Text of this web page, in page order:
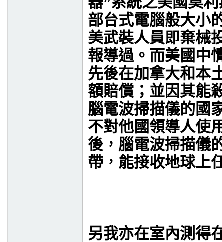
部台式電腦般大小
美武裝人員即棄械
報導過。而美國中
先後在加拿大和本
額賠償；並因其能
腦電波掃描儀的國
不對他國領導人使
後，腦電波掃描儀
帶，能接收地球上
另我亦在室內測得